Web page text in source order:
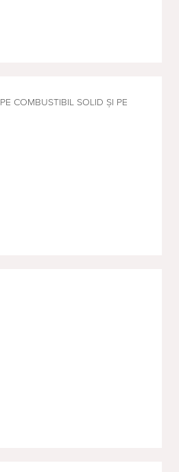
COMBUSTIBIL SOLID ȘI PE